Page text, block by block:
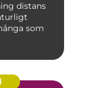
distans
som